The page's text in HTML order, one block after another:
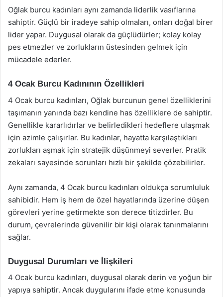
Oğlak burcu kadınları aynı zamanda liderlik vasıflarına
sahiptir. Güçlü bir iradeye sahip olmaları, onları doğal birer
lider yapar. Duygusal olarak da güçlüdürler; kolay kolay
pes etmezler ve zorlukların üstesinden gelmek için
mücadele ederler.
4 Ocak Burcu Kadınının Özellikleri
4 Ocak burcu kadınları, Oğlak burcunun genel özelliklerini
taşımanın yanında bazı kendine has özelliklere de sahiptir.
Genellikle kararlıdırlar ve belirledikleri hedeflere ulaşmak
için azimle çalışırlar. Bu kadınlar, hayatta karşılaştıkları
zorlukları aşmak için stratejik düşünmeyi severler. Pratik
zekaları sayesinde sorunları hızlı bir şekilde çözebilirler.
Aynı zamanda, 4 Ocak burcu kadınları oldukça sorumluluk
sahibidir. Hem iş hem de özel hayatlarında üzerine düşen
görevleri yerine getirmekte son derece titizdirler. Bu
durum, çevrelerinde güvenilir bir kişi olarak tanınmalarını
sağlar.
Duygusal Durumları ve İlişkileri
4 Ocak burcu kadınları, duygusal olarak derin ve yoğun bir
yapıya sahiptir. Ancak duygularını ifade etme konusunda